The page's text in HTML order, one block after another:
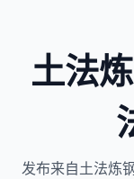
土法
发布来自土法炼